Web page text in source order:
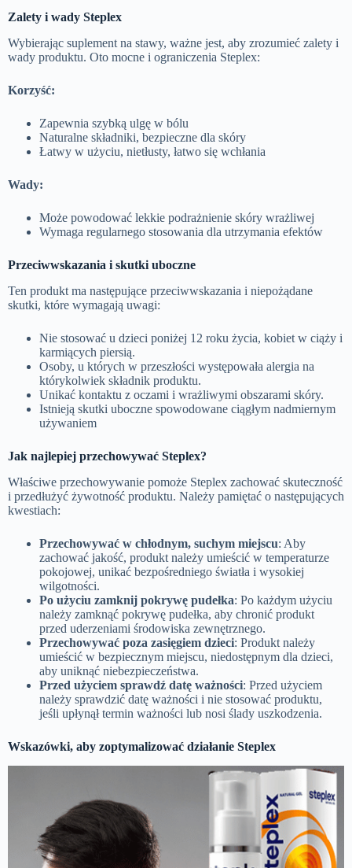
Zalety i wady Steplex
Wybierając suplement na stawy, ważne jest, aby zrozumieć zalety i
wady produktu. Oto mocne i ograniczenia Steplex:
Korzyść:
Zapewnia szybką ulgę w bólu
Naturalne składniki, bezpieczne dla skóry
Łatwy w użyciu, nietłusty, łatwo się wchłania
Wady:
Może powodować lekkie podrażnienie skóry wrażliwej
Wymaga regularnego stosowania dla utrzymania efektów
Przeciwwskazania i skutki uboczne
Ten produkt ma następujące przeciwwskazania i niepożądane
skutki, które wymagają uwagi:
Nie stosować u dzieci poniżej 12 roku życia, kobiet w ciąży i
karmiących piersią.
Osoby, u których w przeszłości występowała alergia na
którykolwiek składnik produktu.
Unikać kontaktu z oczami i wrażliwymi obszarami skóry.
Istnieją skutki uboczne spowodowane ciągłym nadmiernym
używaniem
Jak najlepiej przechowywać Steplex?
Właściwe przechowywanie pomoże Steplex zachować skuteczność
i przedłużyć żywotność produktu. Należy pamiętać o następujących
kwestiach:
Przechowywać w chłodnym, suchym miejscu: Aby
zachować jakość, produkt należy umieścić w temperaturze
pokojowej, unikać bezpośredniego światła i wysokiej
wilgotności.
Po użyciu zamknij pokrywę pudełka: Po każdym użyciu
należy zamknąć pokrywę pudełka, aby chronić produkt
przed uderzeniami środowiska zewnętrznego.
Przechowywać poza zasięgiem dzieci: Produkt należy
umieścić w bezpiecznym miejscu, niedostępnym dla dzieci,
aby uniknąć niebezpieczeństwa.
Przed użyciem sprawdź datę ważności: Przed użyciem
należy sprawdzić datę ważności i nie stosować produktu,
jeśli upłynął termin ważności lub nosi ślady uszkodzenia.
Wskazówki, aby zoptymalizować działanie Steplex